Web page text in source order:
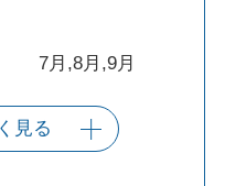
7月,8月,9月
東京（竹芝客船
見る